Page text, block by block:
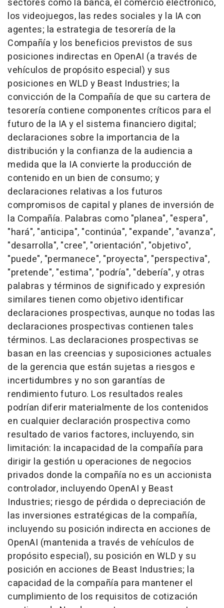
sectores como la banca, el comercio electrónico,
los videojuegos, las redes sociales y la IA con
agentes; la estrategia de tesorería de la
Compañía y los beneficios previstos de sus
posiciones indirectas en OpenAI (a través de
vehículos de propósito especial) y sus
posiciones en WLD y Beast Industries; la
convicción de la Compañía de que su cartera de
tesorería contiene componentes críticos para el
futuro de la IA y el sistema financiero digital;
declaraciones sobre la importancia de la
distribución y la confianza de la audiencia a
medida que la IA convierte la producción de
contenido en un bien de consumo; y
declaraciones relativas a los futuros
compromisos de capital y planes de inversión de
la Compañía. Palabras como "planea", "espera",
"hará", "anticipa", "continúa", "expande", "avanza",
"desarrolla", "cree", "orientación", "objetivo",
"puede", "permanece", "proyecta", "perspectiva",
"pretende", "estima", "podría", "debería", y otras
palabras y términos de significado y expresión
similares tienen como objetivo identificar
declaraciones prospectivas, aunque no todas las
declaraciones prospectivas contienen tales
términos. Las declaraciones prospectivas se
basan en las creencias y suposiciones actuales
de la gerencia que están sujetas a riesgos e
incertidumbres y no son garantías de
rendimiento futuro. Los resultados reales
podrían diferir materialmente de los contenidos
en cualquier declaración prospectiva como
resultado de varios factores, incluyendo, sin
limitación: la incapacidad de la compañía para
dirigir la gestión u operaciones de negocios
privados donde la compañía no es un accionista
controlador, incluyendo OpenAI y Beast
Industries; riesgo de pérdida o depreciación de
las inversiones estratégicas de la compañía,
incluyendo su posición indirecta en acciones de
OpenAI (mantenida a través de vehículos de
propósito especial), su posición en WLD y su
posición en acciones de Beast Industries; la
capacidad de la compañía para mantener el
cumplimiento de los requisitos de cotización